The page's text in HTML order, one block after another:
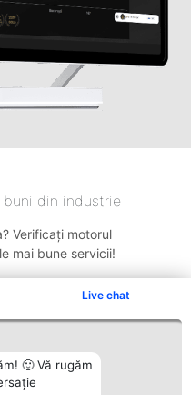
Live chat
🙂 Vă rugăm
buni din industrie
Verificați motorul
mai bune servicii!